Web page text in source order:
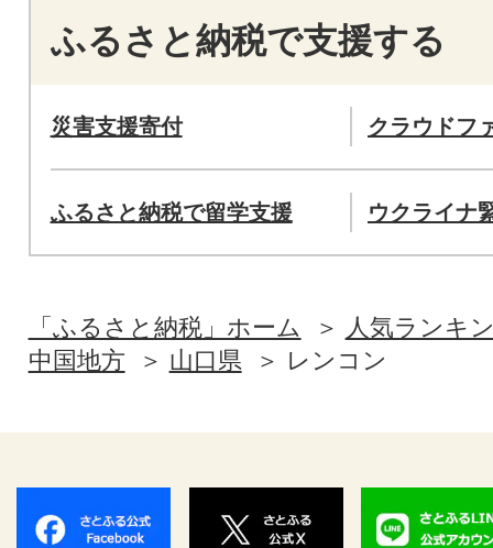
ふるさと納税で支援する
災害支援寄付 クラウドフ
ふるさと納税で留学支援 ウクライナ
「ふるさと納税」ホーム
人気ランキ
中国地方
山口県 レンコン